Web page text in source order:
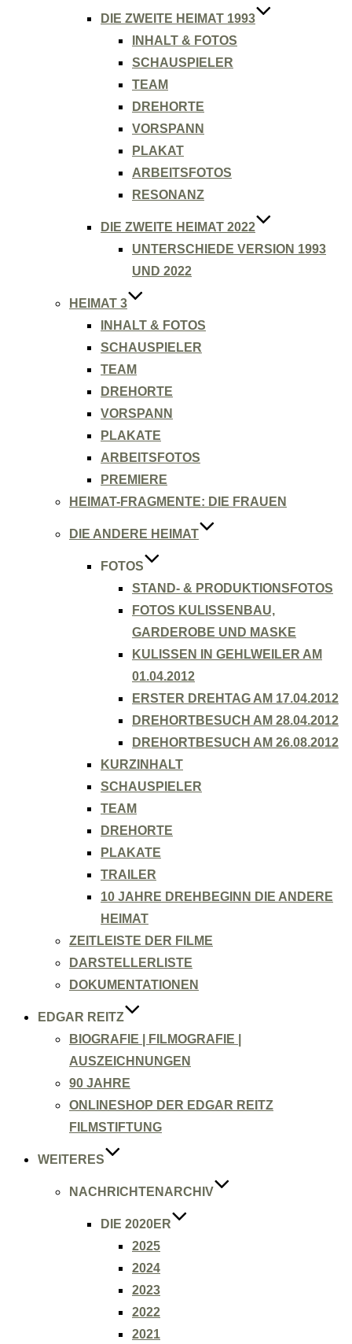
DIE ZWEITE HEIMAT 1993
INHALT & FOTOS
SCHAUSPIELER
TEAM
DREHORTE
VORSPANN
PLAKAT
ARBEITSFOTOS
RESONANZ
DIE ZWEITE HEIMAT 2022
UNTERSCHIEDE VERSION 1993
UND 2022
HEIMAT 3
INHALT & FOTOS
SCHAUSPIELER
TEAM
DREHORTE
VORSPANN
PLAKATE
ARBEITSFOTOS
PREMIERE
HEIMAT-FRAGMENTE: DIE FRAUEN
DIE ANDERE HEIMAT
FOTOS
STAND- & PRODUKTIONSFOTOS
FOTOS KULISSENBAU,
GARDEROBE UND MASKE
KULISSEN IN GEHLWEILER AM
01.04.2012
ERSTER DREHTAG AM 17.04.2012
DREHORTBESUCH AM 28.04.2012
DREHORTBESUCH AM 26.08.2012
KURZINHALT
SCHAUSPIELER
TEAM
DREHORTE
PLAKATE
TRAILER
10 JAHRE DREHBEGINN DIE ANDERE
HEIMAT
ZEITLEISTE DER FILME
DARSTELLERLISTE
DOKUMENTATIONEN
EDGAR REITZ
BIOGRAFIE | FILMOGRAFIE |
AUSZEICHNUNGEN
90 JAHRE
ONLINESHOP DER EDGAR REITZ
FILMSTIFTUNG
WEITERES
NACHRICHTENARCHIV
DIE 2020ER
2025
2024
2023
2022
2021